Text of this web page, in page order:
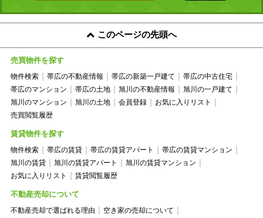
このページの先頭へ
売買物件を探す
物件検索 帯広の不動産情報 帯広の新築一戸建て
帯広の中古住宅
帯広のマンション
帯広の土地 旭川の不動産情報
旭川の一戸建て
旭川のマンション
旭川の土地 会員登録
お気に入りリスト
売買閲覧履歴
賃貸物件を探す
物件検索 帯広の賃貸 帯広の賃貸アパート
帯広の賃貸マンション
旭川の賃貸
旭川の賃貸アパート
旭川の賃貸マンション
お気に入りリスト
賃貸閲覧履歴
不動産売却について
不動産売却で選ばれる理由
空き家の売却について